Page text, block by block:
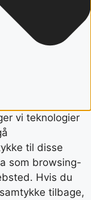
vi teknologier
til disse
som browsing-
Hvis du
tilbage,